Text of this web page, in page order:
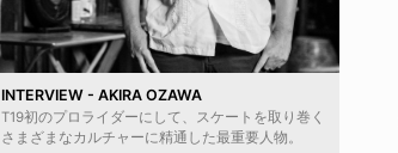
INTERVIEW - AKIRA OZAWA
T19初のプロライダーにして、スケートを取り巻く
さまざまなカルチャーに精通した最重要人物。